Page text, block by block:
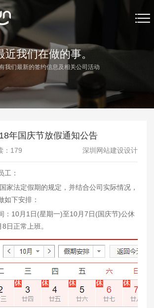
近我们在做的事。
我们最新的签约信息及相关公司活动
年国庆节放假通知公告
179 深圳网站建设设计
工：
法定假期的规定，并结合公司实际情况，
如下安排：
10月1日(星期一)至10月7日(国庆节)公休
日正常上班。